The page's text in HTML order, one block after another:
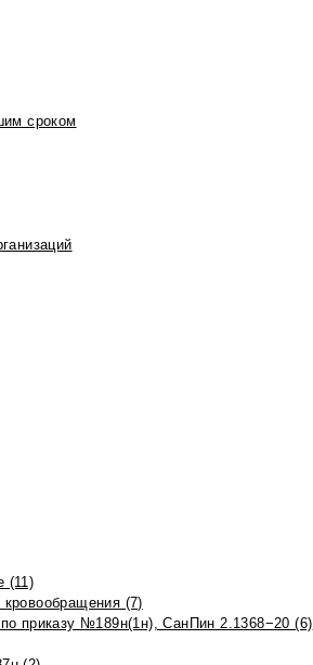
сроком
(11)
(7)
приказу №189н(1н), СанПин 2.1368−20 (6)